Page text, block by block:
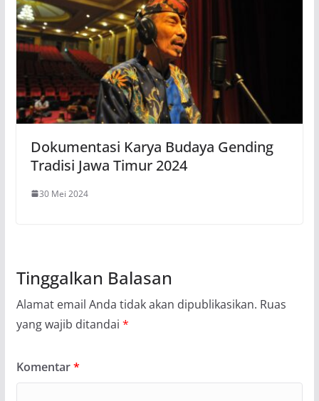
Dokumentasi Karya Budaya Gending
Tradisi Jawa Timur 2024
30 Mei 2024
Tinggalkan Balasan
Alamat email Anda tidak akan dipublikasikan. Ruas
yang wajib ditandai *
Komentar*